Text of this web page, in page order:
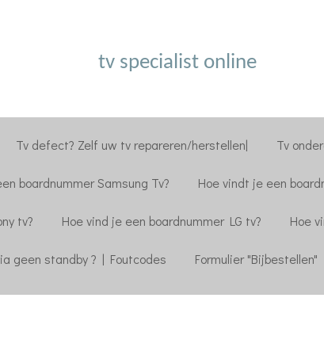
tv specialist online
Tv defect? Zelf uw tv repareren/herstellen| Tv
boardnummer Samsung Tv? Hoe vindt je een
tv? Hoe vind je een boardnummer LG tv? Hoe
geen standby ? | Foutcodes Formulier "Bijbestellen"